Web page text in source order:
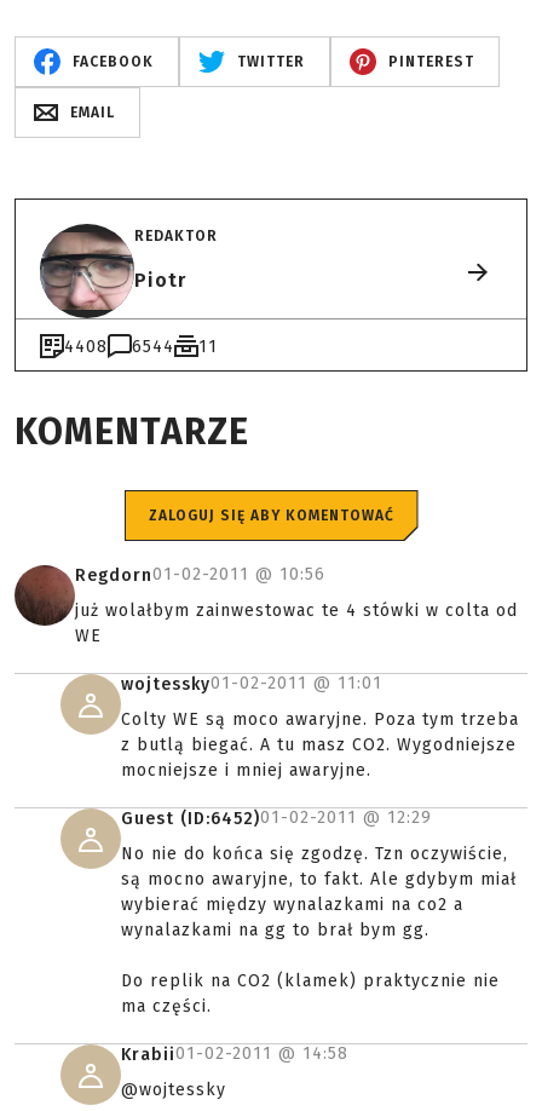
FACEBOOK TWITTER PINTEREST
EMAIL
REDAKTOR
Piotr
4408 6544 11
KOMENTARZE
ZALOGUJ SIĘ ABY KOMENTOWAĆ
Regdorn01-02-2011 @ 10:56
już wolałbym zainwestowac te 4 stówki w colta od
WE
wojtessky01-02-2011 @ 11:01
Colty WE są moco awaryjne. Poza tym trzeba
z butlą biegać. A tu masz CO2. Wygodniejsze
mocniejsze i mniej awaryjne.
Guest (ID:6452)01-02-2011 @ 12:29
No nie do końca się zgodzę. Tzn oczywiście,
są mocno awaryjne, to fakt. Ale gdybym miał
wybierać między wynalazkami na co2 a
wynalazkami na gg to brał bym gg.
Do replik na CO2 (klamek) praktycznie nie
ma części.
Krabii01-02-2011 @ 14:58
@wojtessky